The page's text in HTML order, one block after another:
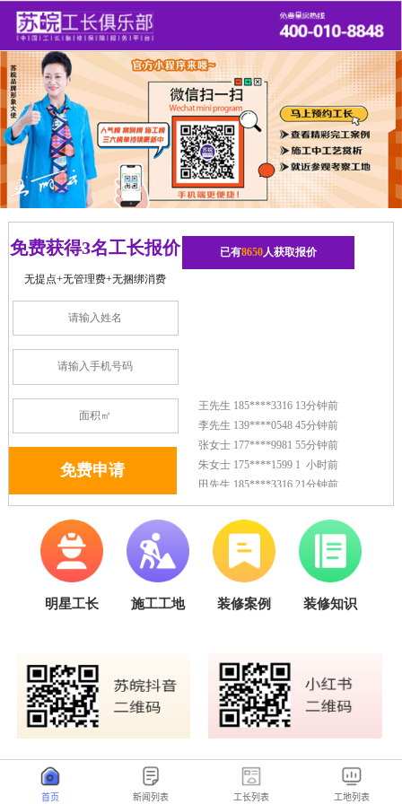
首页 新闻列表 工长列表 工地列表